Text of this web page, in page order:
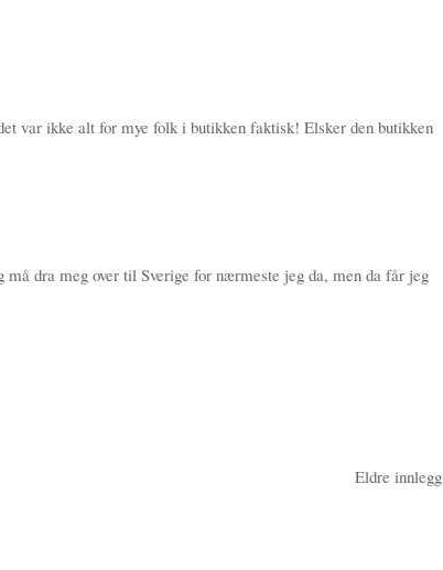
var ikke alt for mye folk i butikken faktisk! Elsker den butikken
må dra meg over til Sverige for nærmeste jeg da, men da får jeg
Eldre innlegg